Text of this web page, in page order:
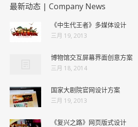
最新动态 | Company News
《中生代王者》多媒体设计
三月 19, 2013
博物馆交互屏幕界面创意方案
三月 18, 2014
国家大剧院官网设计方案
三月 19, 2013
《复兴之路》网页版式设计